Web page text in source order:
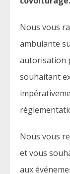
Nous vous
ambulante
autorisation
souhaitant
Nous vous
et vous
aux